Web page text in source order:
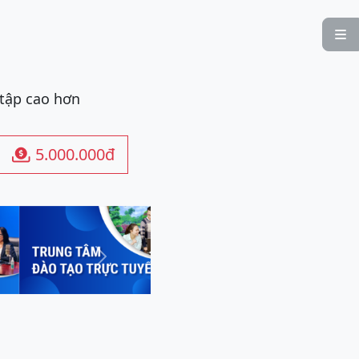

cao hơn
 5.000.000đ
Next